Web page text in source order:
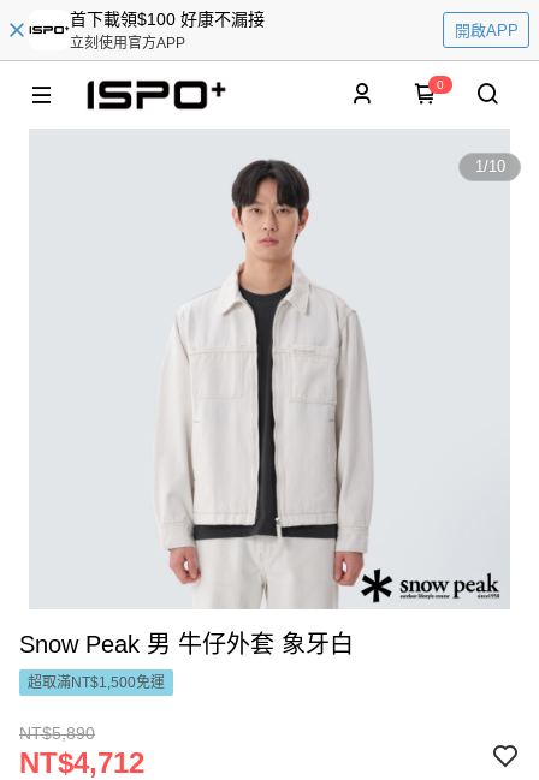
首下載領$100 好康不漏接
立刻使用官方APP
開啟APP
0
1/10
Snow Peak 男 牛仔外套 象牙白
超取滿NT$1,500免運
NT$5,890
NT$4,712